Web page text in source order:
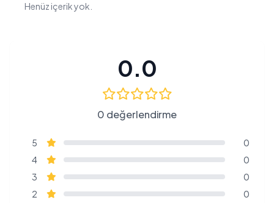
Henüz içerik yok.
0.0
0 değerlendirme
5
0
4
0
3
0
2
0